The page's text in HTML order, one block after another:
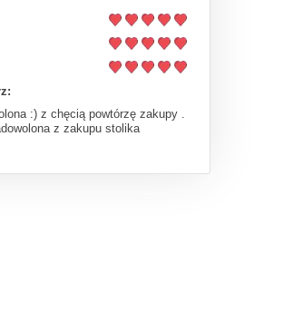
:) z chęcią powtórzę zakupy .
z zakupu stolika